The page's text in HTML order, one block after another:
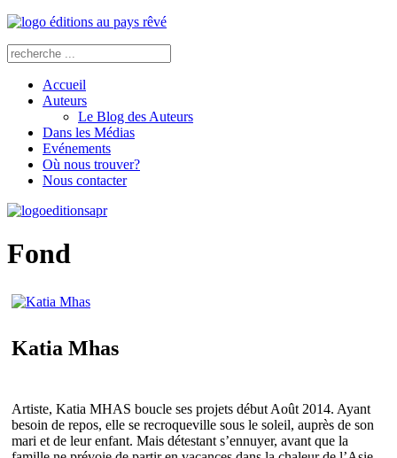
Accueil
Auteurs
Le Blog des Auteurs
Dans les Médias
Evénements
Où nous trouver?
Nous contacter
Fond
Katia Mhas
Artiste, Katia MHAS boucle ses projets début Août 2014. Ayant
besoin de repos, elle se recroqueville sous le soleil, auprès de son
mari et de leur enfant. Mais détestant s’ennuyer, avant que la